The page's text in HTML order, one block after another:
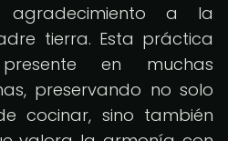
a la
tierra. Esta práctica
en muchas
preservando no solo
cocinar, sino también